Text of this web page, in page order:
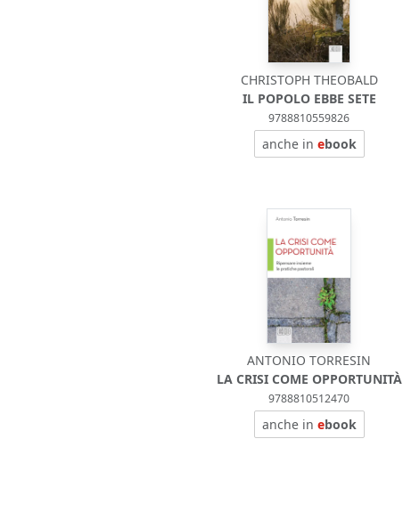
CHRISTOPH THEOBALD
IL POPOLO EBBE SETE
9788810559826
anche in ebook
ANTONIO TORRESIN
LA CRISI COME OPPORTUNITÀ
9788810512470
anche in ebook